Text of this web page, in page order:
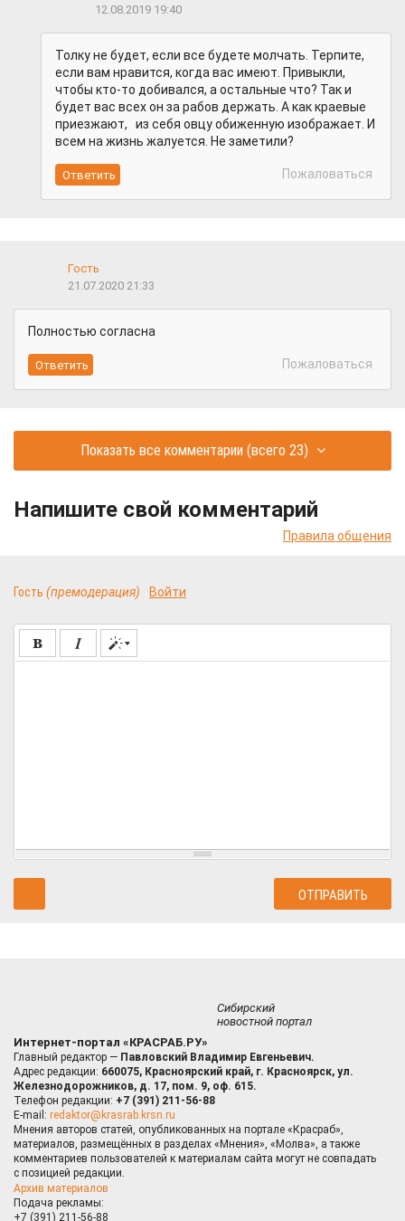
12.08.2019 19:40
Толку не будет, если все будете молчать. Терпите,
если вам нравится, когда вас имеют. Привыкли,
чтобы кто-то добивался, а остальные что? Так и
будет вас всех он за рабов держать. А как краевые
приезжают, из себя овцу обиженную изображает. И
всем на жизнь жалуется. Не заметили?
Пожаловаться
Гость
21.07.2020 21:33
Полностью согласна
Пожаловаться
Показать все комментарии(всего 23)
Напишите свой комментарий
Правила общения
Гость (премодерация) Войти
Сибирский
новостной портал
Интернет-портал «КРАСРАБ.РУ»
Главный редактор — Павловский Владимир Евгеньевич.
Адрес редакции: 660075, Красноярский край, г. Красноярск, ул.
Железнодорожников, д. 17, пом. 9, оф. 615.
Телефон редакции: +7 (391) 211-56-88
E-mail: redaktor@krasrab.krsn.ru
Мнения авторов статей, опубликованных на портале «Красраб»,
материалов, размещённых в разделах «Мнения», «Молва», а также
комментариев пользователей к материалам сайта могут не совпадать
с позицией редакции.
Архив материалов
Подача рекламы:
+7 (391) 211-56-88